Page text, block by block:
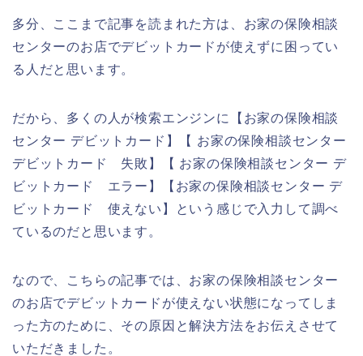
多分、ここまで記事を読まれた方は、お家の保険相談
センターのお店でデビットカードが使えずに困ってい
る人だと思います。
だから、多くの人が検索エンジンに【お家の保険相談
センター デビットカード】【 お家の保険相談センター
デビットカード 失敗】【 お家の保険相談センター デ
ビットカード エラー】【お家の保険相談センター デ
ビットカード 使えない】という感じで入力して調べ
ているのだと思います。
なので、こちらの記事では、お家の保険相談センター
のお店でデビットカードが使えない状態になってしま
った方のために、その原因と解決方法をお伝えさせて
いただきました。